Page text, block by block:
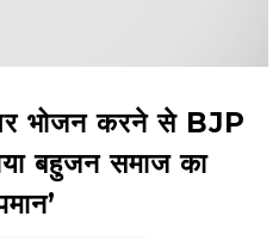
भोजन करने से BJP
बहुजन समाज का